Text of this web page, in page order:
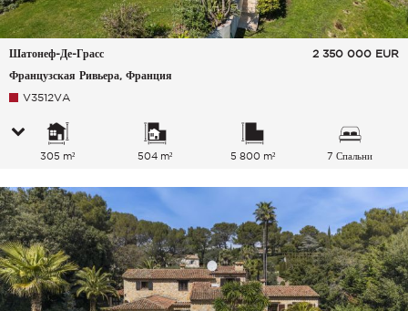
Шатонеф-Де-Грасс
Французская Ривьера, Франция
2 350 000 EUR
V3512VA
305 m² 504 m² 5 800 m² 7 Спальни